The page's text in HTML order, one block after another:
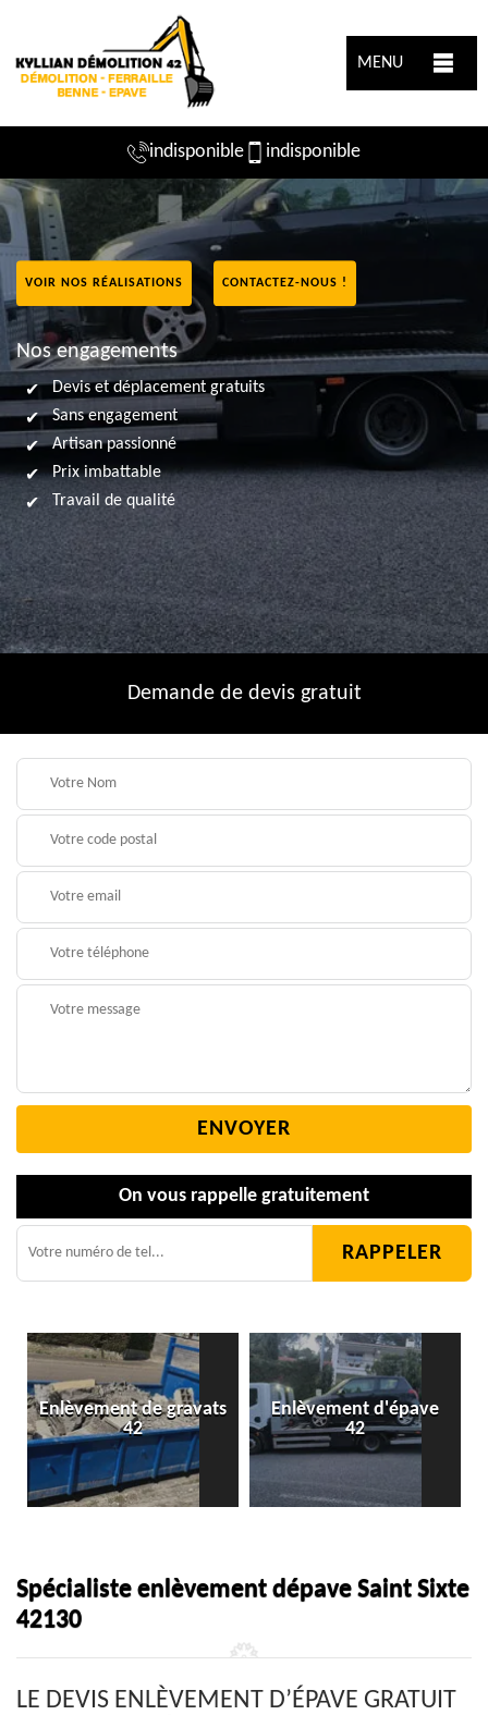
MENU
indisponible indisponible
VOIR NOS RÉALISATIONS CONTACTEZ-NOUS !
Nos engagements
Devis et déplacement gratuits
Sans engagement
Artisan passionné
Prix imbattable
Travail de qualité
Demande de devis gratuit
On vous rappelle gratuitement
Enlèvement de gravats
42
Enlèvement d'épave
42
Spécialiste enlèvement dépave Saint Sixte
42130
LE DEVIS ENLÈVEMENT D’ÉPAVE GRATUIT